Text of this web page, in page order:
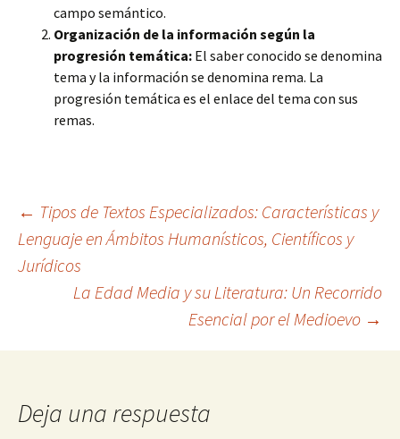
campo semántico.
Organización de la información según la
progresión temática: El saber conocido se denomina
tema y la información se denomina rema. La
progresión temática es el enlace del tema con sus
remas.
Navegación
de
entradas
← Tipos de Textos Especializados: Características y
Lenguaje en Ámbitos Humanísticos, Científicos y
Jurídicos
La Edad Media y su Literatura: Un Recorrido
Esencial por el Medioevo →
Deja una respuesta